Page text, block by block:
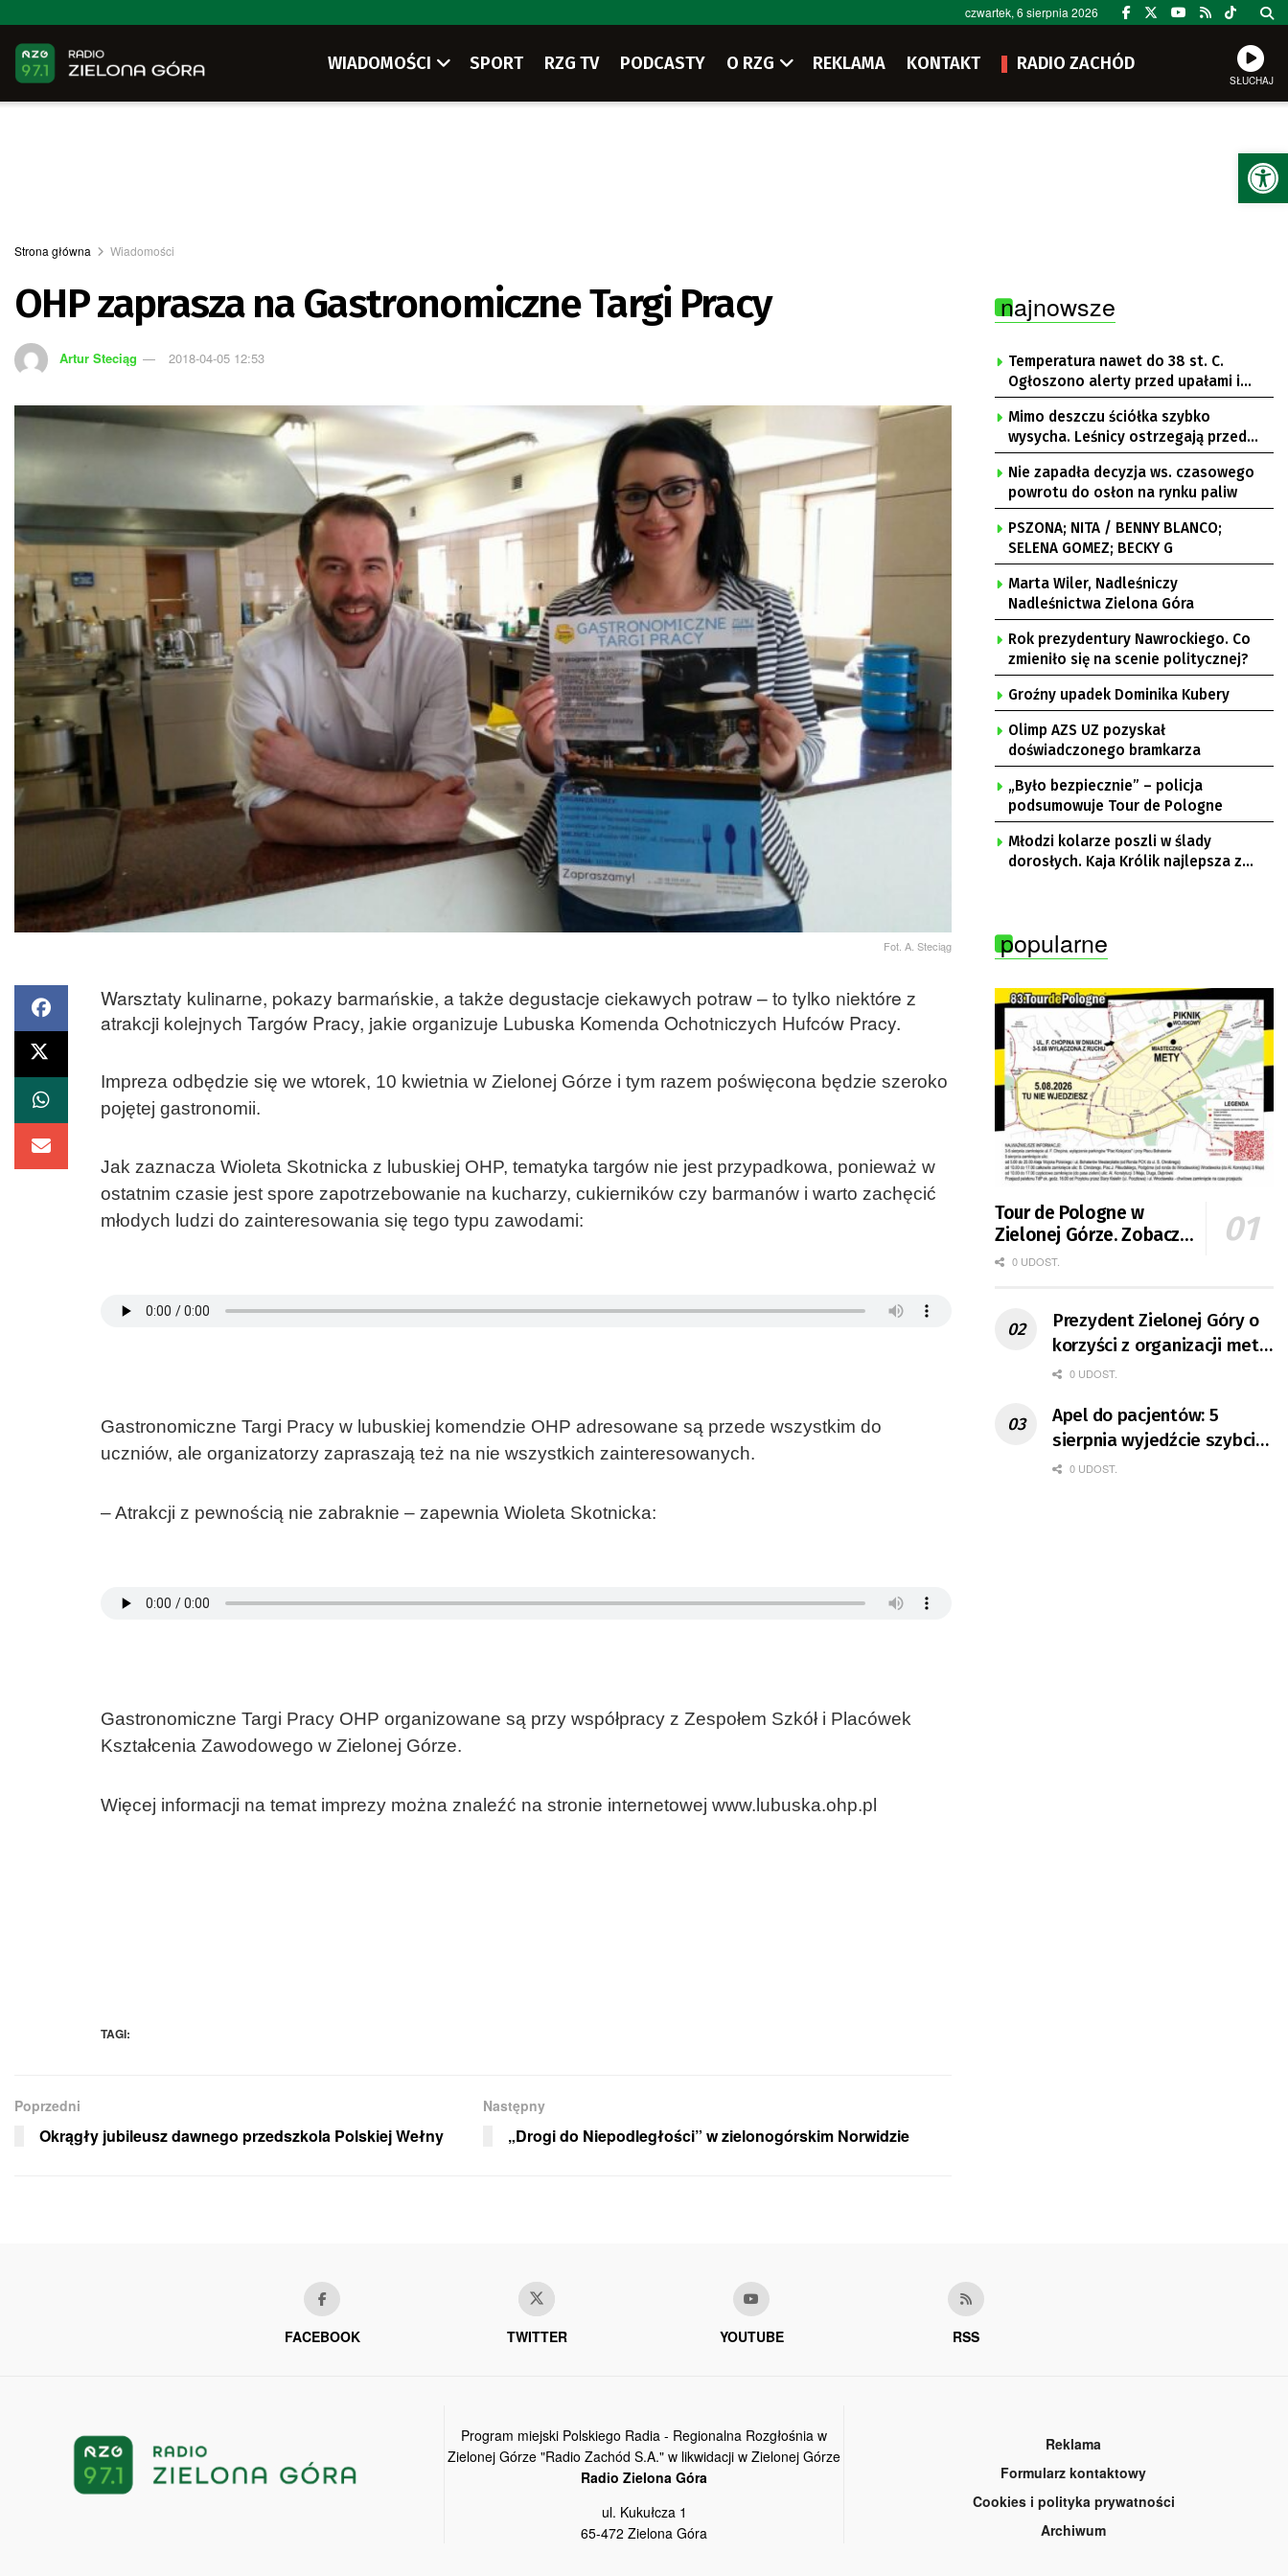
czwartek, 6 sierpnia 2026
WIADOMOŚCI SPORT RZG TV PODCASTY O RZG REKLAMA KONTAKT RADIO ZACHÓD
SŁUCHAJ
Strona główna Wiadomości
OHP zaprasza na Gastronomiczne Targi Pracy
Artur Steciąg 2018-04-05 12:53
Fot. A. Steciąg
Warsztaty kulinarne, pokazy barmańskie, a także degustacje ciekawych potraw – to tylko niektóre z
atrakcji kolejnych Targów Pracy, jakie organizuje Lubuska Komenda Ochotniczych Hufców Pracy.
Impreza odbędzie się we wtorek, 10 kwietnia w Zielonej Górze i tym razem poświęcona będzie szeroko
pojętej gastronomii.
Jak zaznacza Wioleta Skotnicka z lubuskiej OHP, tematyka targów nie jest przypadkowa, ponieważ w
ostatnim czasie jest spore zapotrzebowanie na kucharzy, cukierników czy barmanów i warto zachęcić
młodych ludzi do zainteresowania się tego typu zawodami:
Gastronomiczne Targi Pracy w lubuskiej komendzie OHP adresowane są przede wszystkim do
uczniów, ale organizatorzy zapraszają też na nie wszystkich zainteresowanych.
– Atrakcji z pewnością nie zabraknie – zapewnia Wioleta Skotnicka:
Gastronomiczne Targi Pracy OHP organizowane są przy współpracy z Zespołem Szkół i Placówek
Kształcenia Zawodowego w Zielonej Górze.
Więcej informacji na temat imprezy można znaleźć na stronie internetowej www.lubuska.ohp.pl
TAGI:
Poprzedni
Okrągły jubileusz dawnego przedszkola Polskiej Wełny
Następny
„Drogi do Niepodległości” w zielonogórskim Norwidzie
najnowsze
Temperatura nawet do 38 st. C.
Ogłoszono alerty przed upałami i
burzami
Mimo deszczu ściółka szybko
wysycha. Leśnicy ostrzegają przed
pożarami
Nie zapadła decyzja ws. czasowego
powrotu do osłon na rynku paliw
PSZONA; NITA / BENNY BLANCO;
SELENA GOMEZ; BECKY G
Marta Wiler, Nadleśniczy
Nadleśnictwa Zielona Góra
Rok prezydentury Nawrockiego. Co
zmieniło się na scenie politycznej?
Groźny upadek Dominika Kubery
Olimp AZS UZ pozyskał
doświadczonego bramkarza
„Było bezpiecznie” – policja
podsumowuje Tour de Pologne
Młodzi kolarze poszli w ślady
dorosłych. Kaja Królik najlepsza z
popularne
Tour de Pologne w
Zielonej Górze. Zobacz
zmiany w organizacji
0 UDOST.
Prezydent Zielonej Góry o
korzyści z organizacji mety
Tour de Pologne
0 UDOST.
Apel do pacjentów: 5
sierpnia wyjedźcie szybciej
z domów
0 UDOST.
FACEBOOK TWITTER YOUTUBE RSS
Program miejski Polskiego Radia - Regionalna Rozgłośnia w
Zielonej Górze "Radio Zachód S.A." w likwidacji w Zielonej Górze
Radio Zielona Góra
ul. Kukułcza 1
65-472 Zielona Góra
Reklama
Formularz kontaktowy
Cookies i polityka prywatności
Archiwum